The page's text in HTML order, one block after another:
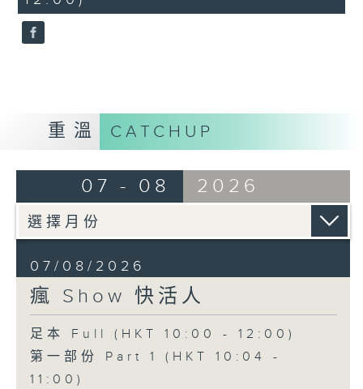
seconds
重溫 CATCHUP
07 - 08 2026
07/08/2026
瘋 Show 快活人
足本 Full (HKT 10:00 - 12:00)
第一部份 Part 1 (HKT 10:04 -
11:00)